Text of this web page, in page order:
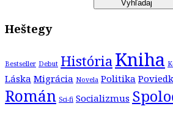
Heštegy
Bestseller Debut HistóriaKniha
Láska Migrácia Novela Politika
Román Sci-fi Socializmus